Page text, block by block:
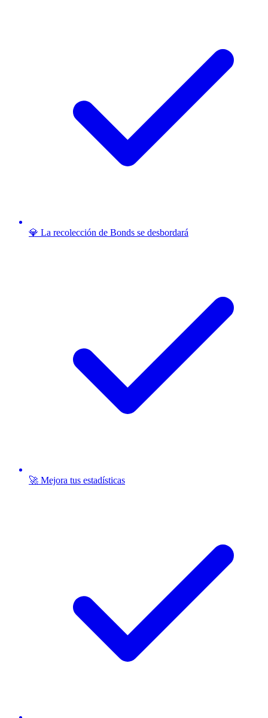
💎 La recolección de Bonds se desbordará
🚀 Mejora tus estadísticas